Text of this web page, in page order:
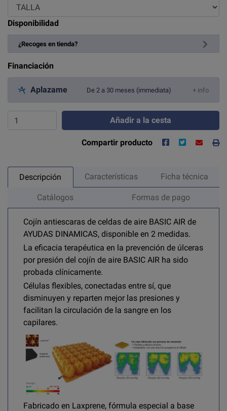
Disponibilidad
¿Recoges en tienda?
Financiación
Aplazame De 2 a 30 meses (immediata) + info
Añadir a la cesta
Compartir producto
Descripción Características Ficha técnica
Catálogos Formas de pago
Cojín antiescaras de celdas de aire BASIC AIR de
AYUDAS DINAMICAS, disponible en 2 medidas.
La eficacia terapéutica en la prevención de úlceras
por presión del cojín de aire BASIC AIR ha sido
probada clínicamente.
Células flexibles, conectadas entre sí, que
disminuyen y reparten mejor las presiones y
facilitan la circulación de la sangre en los
capilares.
Fabricado en Laxprene, fórmula especial a base